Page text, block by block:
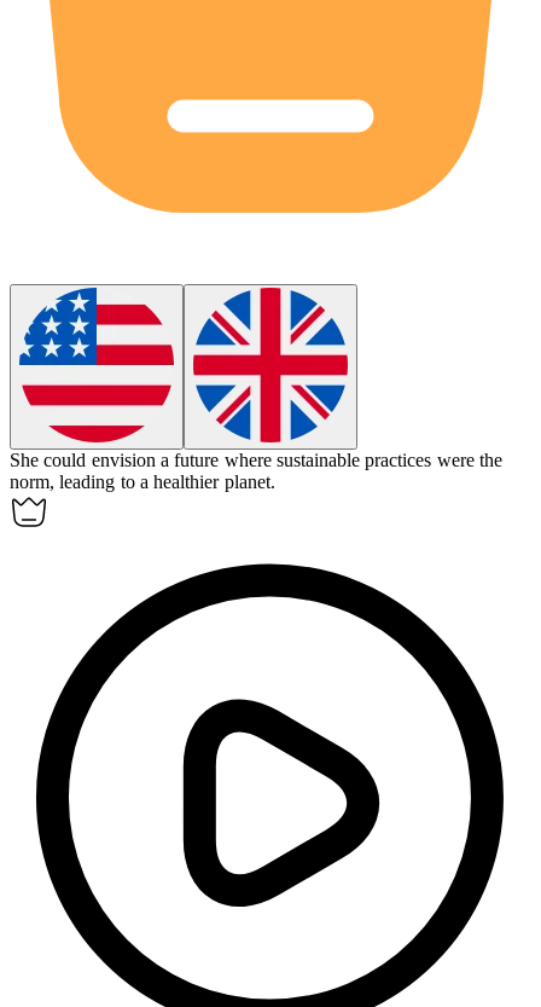
She could envision a future where sustainable practices were the
norm, leading to a healthier planet.